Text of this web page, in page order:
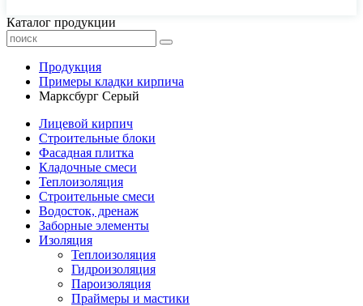
Каталог продукции
Продукция
Примеры кладки кирпича
Марксбург Серый
Лицевой кирпич
Строительные блоки
Фасадная плитка
Кладочные смеси
Теплоизоляция
Строительные смеси
Водосток, дренаж
Заборные элементы
Изоляция
Теплоизоляция
Гидроизоляция
Пароизоляция
Праймеры и мастики